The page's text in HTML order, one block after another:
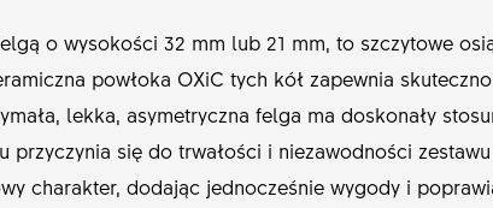
o wysokości 32 mm lub 21 mm, to szczytowe
powłoka OXiC tych kół zapewnia
lekka, asymetryczna felga ma doskonały
się do trwałości i niezawodności
charakter, dodając jednocześnie wygody i